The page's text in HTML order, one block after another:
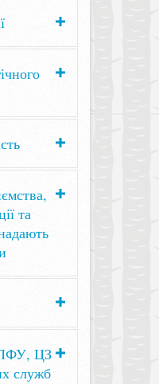
та
ЦЗ
служб